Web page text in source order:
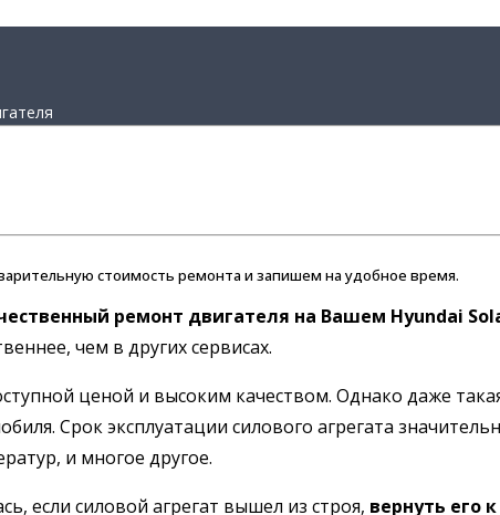
стоимость ремонта и запишем на удобное время.
ремонт двигателя на Вашем Hyundai
чем в других сервисах.
ценой и высоким качеством. Однако даже
Срок эксплуатации силового агрегата
и многое другое.
если силовой агрегат вышел из строя, вернуть его